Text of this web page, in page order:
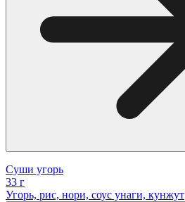
Суши угорь
33 г
Угорь, рис, нори, соус унаги, кунжут